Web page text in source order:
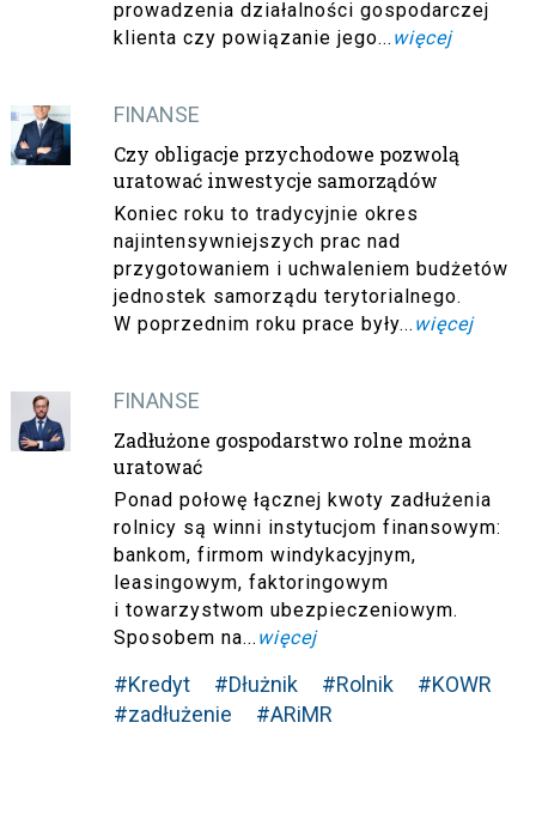
prowadzenia działalności gospodarczej
klienta czy powiązanie jego... więcej
FINANSE
Czy obligacje przychodowe pozwolą
uratować inwestycje samorządów
Koniec roku to tradycyjnie okres
najintensywniejszych prac nad
przygotowaniem i uchwaleniem budżetów
jednostek samorządu terytorialnego.
W poprzednim roku prace były... więcej
FINANSE
Zadłużone gospodarstwo rolne można
uratować
Ponad połowę łącznej kwoty zadłużenia
rolnicy są winni instytucjom finansowym:
bankom, firmom windykacyjnym,
leasingowym, faktoringowym
i towarzystwom ubezpieczeniowym.
Sposobem na... więcej
#Kredyt #Dłużnik #Rolnik
#KOWR
#zadłużenie
#ARiMR